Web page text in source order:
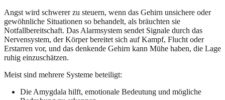
Angst wird schwerer zu steuern, wenn das Gehirn unsichere oder
gewöhnliche Situationen so behandelt, als bräuchten sie
Notfallbereitschaft. Das Alarmsystem sendet Signale durch das
Nervensystem, der Körper bereitet sich auf Kampf, Flucht oder
Erstarren vor, und das denkende Gehirn kann Mühe haben, die Lage
ruhig einzuschätzen.
Meist sind mehrere Systeme beteiligt:
Die Amygdala hilft, emotionale Bedeutung und mögliche